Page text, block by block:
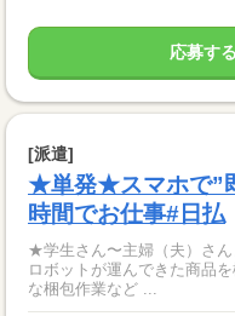
応募す
[派遣]
★単発★スマホで”
時間でお仕事#日払
★学生さん〜主婦（夫）さん
ロボットが運んできた商品
な梱包作業など ...